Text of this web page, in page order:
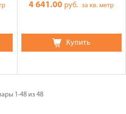
4 641.00 руб.за кв. метр
Купить
1-48из 48